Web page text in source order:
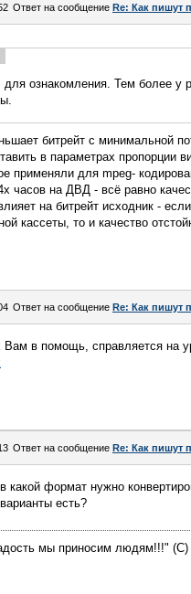
Ответ на сообщение Re: Как пишут
для ознакомления. Тем более у
битрейт с минимальной
в параметрах пропорции
применяли для mpeg-
часов на ДВД - всё равно
на битрейт исходник -
кассеты, то и качество
Ответ на сообщение Re: Как пишут
Вам в помощь, справляется на
Ответ на сообщение Re: Как пишут
какой формат нужно
есть?
мы приносим людям!!!" (С)